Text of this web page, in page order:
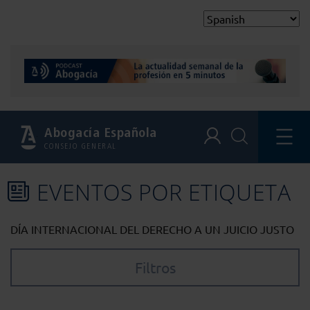
Abogacía Española
CONSEJO GENERAL
EVENTOS POR ETIQUETA
DÍA INTERNACIONAL DEL DERECHO A UN JUICIO JUSTO
Filtros